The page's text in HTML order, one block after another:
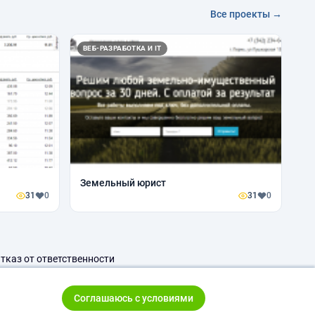
Все проекты →
31 0
ВЕБ-РАЗРАБОТКА И IT
Земельный юрист
31 0
от ответственности
Соглашаюсь с условиями